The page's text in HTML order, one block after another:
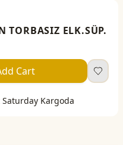
TORBASIZ ELK.SÜP.
Cart
Kargoda